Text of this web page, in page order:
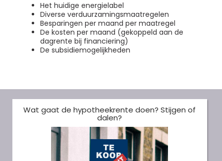
Het huidige energielabel
Diverse verduurzamingsmaatregelen
Besparingen per maand per maatregel
De kosten per maand (gekoppeld aan de
dagrente bij financiering)
De subsidiemogelijkheden
Wat gaat de hypotheekrente doen? Stijgen of
dalen?